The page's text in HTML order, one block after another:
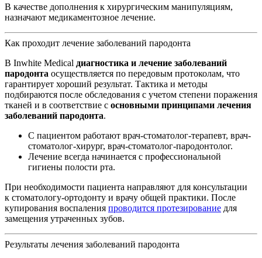
В качестве дополнения к хирургическим манипуляциям,
назначают медикаментозное лечение.
Как проходит лечение заболеваний пародонта
В Inwhite Medical диагностика и лечение заболеваний
пародонта осуществляется по передовым протоколам, что
гарантирует хороший результат. Тактика и методы
подбираются после обследования с учетом степени поражения
тканей и в соответствие с основными принципами лечения
заболеваний пародонта.
С пациентом работают врач-стоматолог-терапевт, врач-
стоматолог-хирург, врач-стоматолог-пародонтолог.
Лечение всегда начинается с профессиональной
гигиены полости рта.
При необходимости пациента направляют для консультации
к стоматологу-ортодонту и врачу общей практики. После
купирования воспаления проводится протезирование для
замещения утраченных зубов.
Результаты лечения заболеваний пародонта